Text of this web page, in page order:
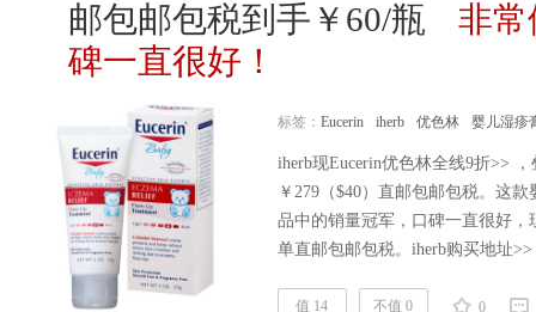
邮包邮包税到手￥60/瓶
非常
碑一直很好！
标签： Eucerin iherb 优色林 婴儿湿疹
iherb现Eucerin优色林全线9折>>
￥279（$40）直邮包邮包税。这
品中的销量冠军，口碑一直很好
单直邮包邮包税。iherb购买地址>>
宝使用，具有即时镇静肌肤，为
值 14 不值 0 0